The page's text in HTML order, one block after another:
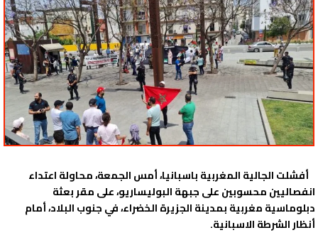
أفشلت الجالية المغربية باسبانيا، أمس الجمعة، محاولة اعتداء
انفصاليين محسوبين على جبهة البوليساريو، على مقر بعثة
دبلوماسية مغربية بمدينة الجزيرة الخضراء، في جنوب البلاد، أمام
أنظار الشرطة الاسبانية.